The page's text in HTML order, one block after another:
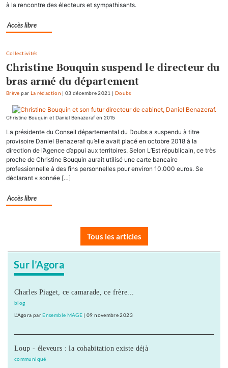
à la rencontre des électeurs et sympathisants.
Accès libre
Collectivités
Christine Bouquin suspend le directeur du
bras armé du département
Brève par La rédaction |03 décembre 2021 Doubs
Christine Bouquin et Daniel Benazeraf en 2015
La présidente du Conseil départemental du Doubs a suspendu à titre
provisoire Daniel Benazeraf qu’elle avait placé en octobre 2018 à la
direction de l’Agence d’appui aux territoires. Selon L’Est républicain, ce très
proche de Christine Bouquin aurait utilisé une carte bancaire
professionnelle à des fins personnelles pour environ 10.000 euros. Se
déclarant « sonnée […]
Accès libre
Tous les articles
Sur l’Agora
Charles Piaget, ce camarade, ce frère...
blog
L'Agora parEnsemble MAGE |09 novembre 2023
Loup - éleveurs : la cohabitation existe déjà
communiqué